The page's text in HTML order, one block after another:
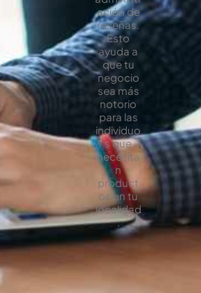
ación de
reseñas.
Esto
ayuda a
que tu
negocio
sea más
notorio
para las
individuo
s que
necesita
n
product
os en tu
localidad
.